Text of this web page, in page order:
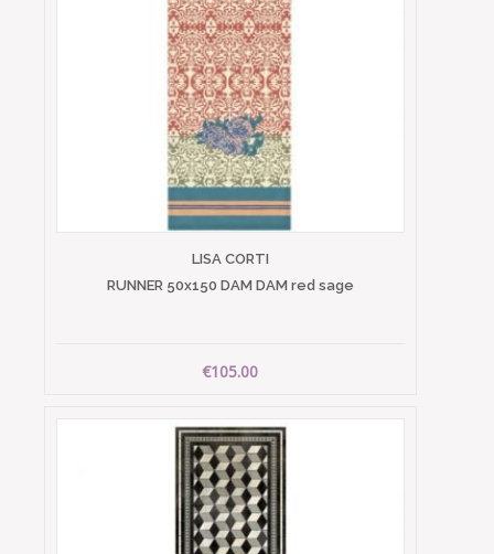
LISA CORTI
RUNNER 50x150 DAM DAM red sage
€105.00